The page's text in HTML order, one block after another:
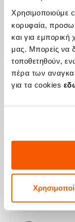
Χρησιμοποιούμε
κορυφαία,
και για
μας. Μπορείς να
τοποθετηθούν,
πέρα των
για τα cookies
Η συσκευή
κάποια
10 SE
Χρόνος
Εγγύηση